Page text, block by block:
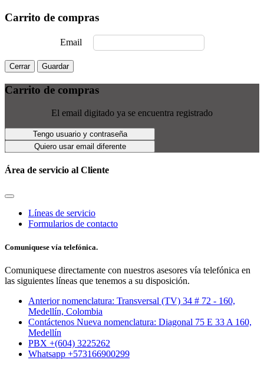
Carrito de compras
Email
Cerrar Guardar
Carrito de compras
El email digitado ya se encuentra registrado
Tengo usuario y contraseña
Quiero usar email diferente
Área de servicio al Cliente
Líneas de servicio
Formularios de contacto
Comuniquese vía telefónica.
Comuniquese directamente con nuestros asesores vía telefónica en
las siguientes líneas que tenemos a su disposición.
Anterior nomenclatura: Transversal (TV) 34 # 72 - 160,
Medellín, Colombia
Contáctenos Nueva nomenclatura: Diagonal 75 E 33 A 160,
Medellín
PBX +(604) 3225262
Whatsapp +573166900299